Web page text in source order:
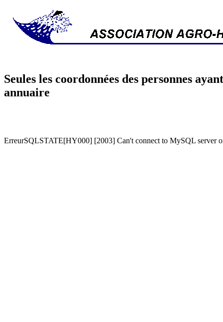
Seules les coordonnées des personnes
annuaire
ErreurSQLSTATE[HY000] [2003] Can't connect to MySQL server